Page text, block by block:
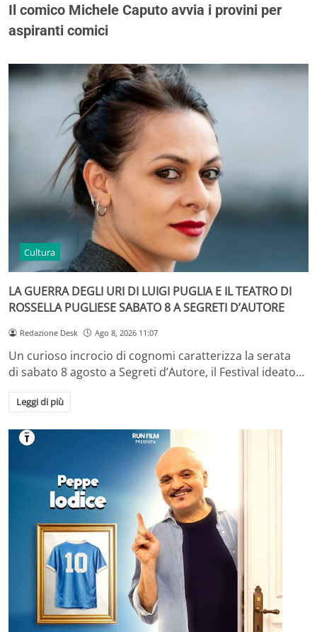
Il comico Michele Caputo avvia i provini per
aspiranti comici
Cultura
LA GUERRA DEGLI URI DI LUIGI PUGLIA E IL TEATRO DI
ROSSELLA PUGLIESE SABATO 8 A SEGRETI D’AUTORE
Redazione Desk Ago 8, 2026 11:07
Un curioso incrocio di cognomi caratterizza la serata
di sabato 8 agosto a Segreti d’Autore, il Festival ideato…
Leggi di più